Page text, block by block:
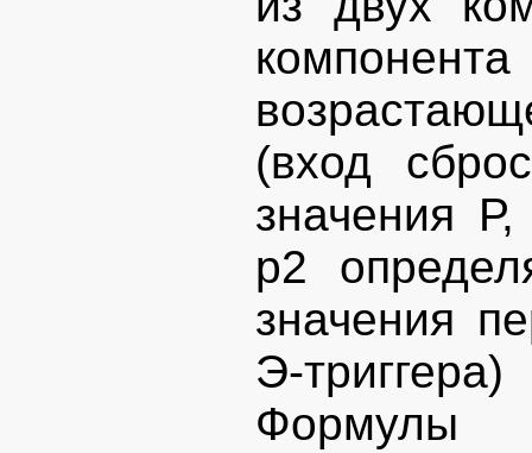
(вход
значения
p2
значения
Э-
Формулы